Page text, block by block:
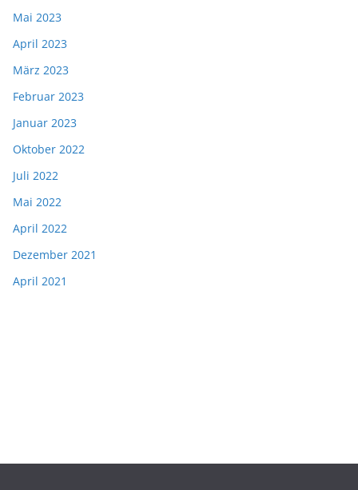
Mai 2023
April 2023
März 2023
Februar 2023
Januar 2023
Oktober 2022
Juli 2022
Mai 2022
April 2022
Dezember 2021
April 2021